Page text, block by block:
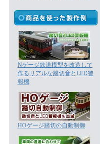
Nゲージ鉄道模型を改造して
作るリアルな踏切音とLED警
報機
HOゲージ踏切の自動制御